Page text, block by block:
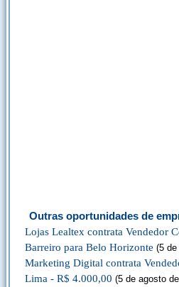
Outras oportunidades de
Lojas Lealtex contrata Vendedor
Barreiro para Belo Horizonte (5
Marketing Digital contrata
Lima - R$ 4.000,00 (5 de agosto